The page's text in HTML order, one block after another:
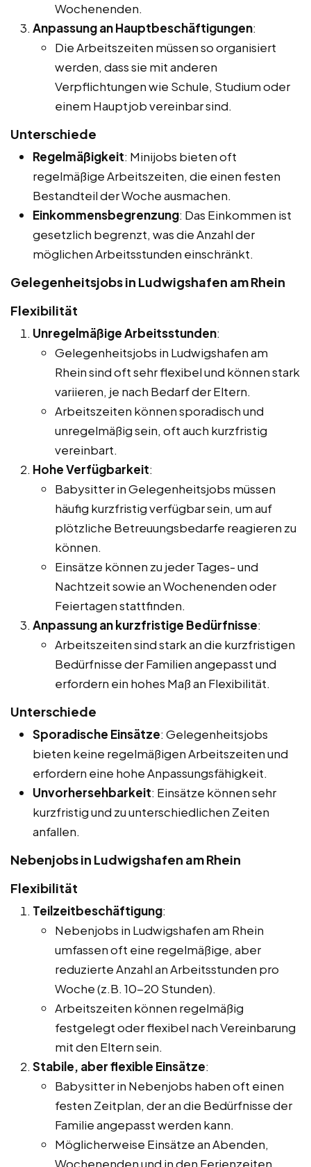
Wochenenden.
Anpassung an Hauptbeschäftigungen:
Die Arbeitszeiten müssen so organisiert
werden, dass sie mit anderen
Verpflichtungen wie Schule, Studium oder
einem Hauptjob vereinbar sind.
Unterschiede
Regelmäßigkeit: Minijobs bieten oft
regelmäßige Arbeitszeiten, die einen festen
Bestandteil der Woche ausmachen.
Einkommensbegrenzung: Das Einkommen ist
gesetzlich begrenzt, was die Anzahl der
möglichen Arbeitsstunden einschränkt.
Gelegenheitsjobs in Ludwigshafen am Rhein
Flexibilität
Unregelmäßige Arbeitsstunden:
Gelegenheitsjobs in Ludwigshafen am
Rhein sind oft sehr flexibel und können stark
variieren, je nach Bedarf der Eltern.
Arbeitszeiten können sporadisch und
unregelmäßig sein, oft auch kurzfristig
vereinbart.
Hohe Verfügbarkeit:
Babysitter in Gelegenheitsjobs müssen
häufig kurzfristig verfügbar sein, um auf
plötzliche Betreuungsbedarfe reagieren zu
können.
Einsätze können zu jeder Tages- und
Nachtzeit sowie an Wochenenden oder
Feiertagen stattfinden.
Anpassung an kurzfristige Bedürfnisse:
Arbeitszeiten sind stark an die kurzfristigen
Bedürfnisse der Familien angepasst und
erfordern ein hohes Maß an Flexibilität.
Unterschiede
Sporadische Einsätze: Gelegenheitsjobs
bieten keine regelmäßigen Arbeitszeiten und
erfordern eine hohe Anpassungsfähigkeit.
Unvorhersehbarkeit: Einsätze können sehr
kurzfristig und zu unterschiedlichen Zeiten
anfallen.
Nebenjobs in Ludwigshafen am Rhein
Flexibilität
Teilzeitbeschäftigung:
Nebenjobs in Ludwigshafen am Rhein
umfassen oft eine regelmäßige, aber
reduzierte Anzahl an Arbeitsstunden pro
Woche (z.B. 10-20 Stunden).
Arbeitszeiten können regelmäßig
festgelegt oder flexibel nach Vereinbarung
mit den Eltern sein.
Stabile, aber flexible Einsätze:
Babysitter in Nebenjobs haben oft einen
festen Zeitplan, der an die Bedürfnisse der
Familie angepasst werden kann.
Möglicherweise Einsätze an Abenden,
Wochenenden und in den Ferienzeiten.